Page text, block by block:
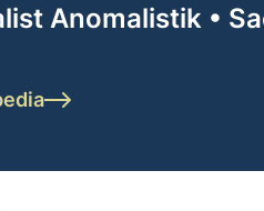
Anomalistik •